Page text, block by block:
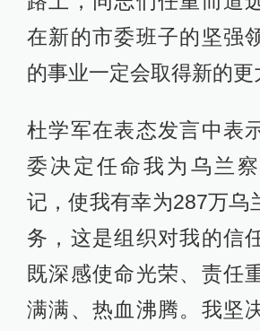
在新的市委班子的坚强
的事业一定会取得新的更
杜学军在表态发言中表
委决定任命我为乌兰
记，使我有幸为287万乌
务，这是组织对我的信
既深感使命光荣、责任
满满、热血沸腾。我坚